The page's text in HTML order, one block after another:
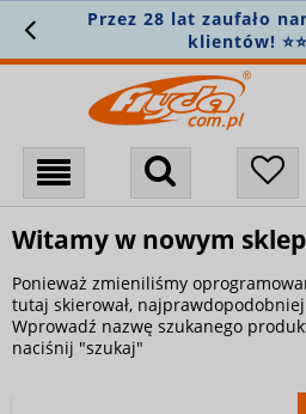
Przez 28 lat zaufało
klientów!
Witamy w nowym
Ponieważ zmieniliśmy
tutaj skierował,
Wprowadź nazwę szukanego
naciśnij "szukaj"